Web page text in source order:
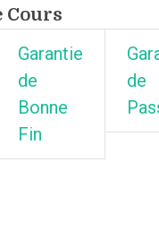
Cours
Garantie
de
Bonne
Fin
de